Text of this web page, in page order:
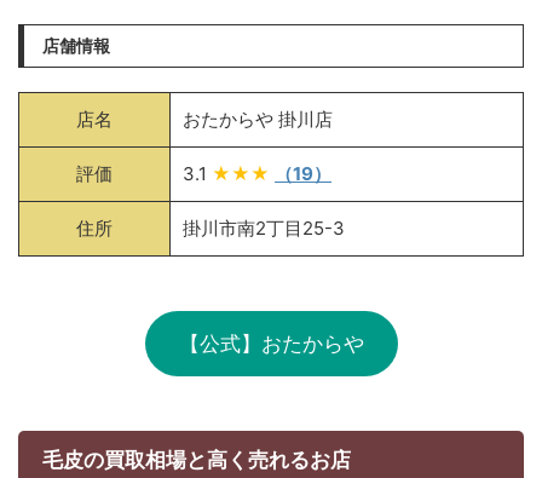
店舗情報
店名 おたからや 掛川店
評価 3.1 ★★★ （19）
住所 掛川市南2丁目25-3
【公式】おたからや
毛皮の買取相場と高く売れるお店